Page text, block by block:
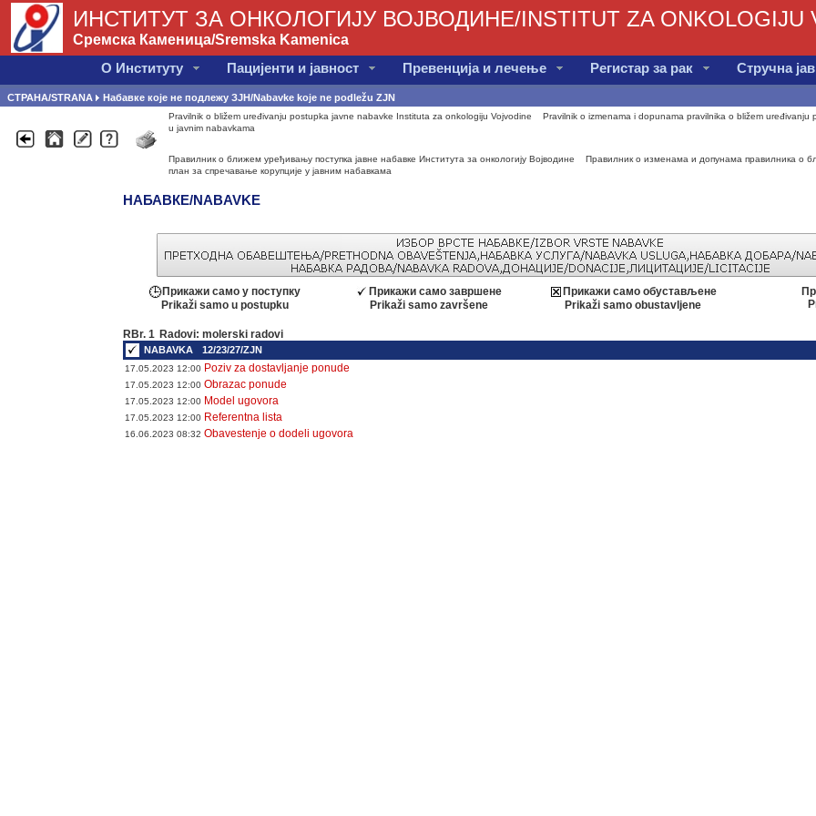
ИНСТИТУТ ЗА ОНКОЛОГИЈУ ВОЈВОДИНЕ/INSTITUT ZA ONKOLOGIJU
Сремска Каменица/Sremska Kamenica
О Институту
Пацијенти и јавност Превенција и лечење Регистар за рак Стручна
СТРАНА/STRANA Набавке које не подлежу ЗЈН/Nabavke koje ne podležu ZJN
Pravilnik o bližem uređivanju postupka javne nabavke Instituta za onkologiju Vojvodine
Pravilnik o izmenama i dopunama pravilnika o bližem
u javnim nabavkama
Правилник о ближем уређивању поступка јавне набавке Института за онкологију Војводине
Правилник о изменама и допунама правилника о
план за спречавање корупције у јавним набавкама
НАБАВКЕ/NABAVKE
Прикажи само у поступку
Prikaži samo u postupku
Прикажи само завршене
Prikaži samo završene
Прикажи само обустављене
Prikaži samo obustavljene
RBr. 1 Radovi: molerski radovi
NABAVKA 12/23/27/ZJN
17.05.2023 12:00 Poziv za dostavljanje ponude
17.05.2023 12:00 Obrazac ponude
17.05.2023 12:00 Model ugovora
17.05.2023 12:00 Referentna lista
16.06.2023 08:32 Obavestenje o dodeli ugovora